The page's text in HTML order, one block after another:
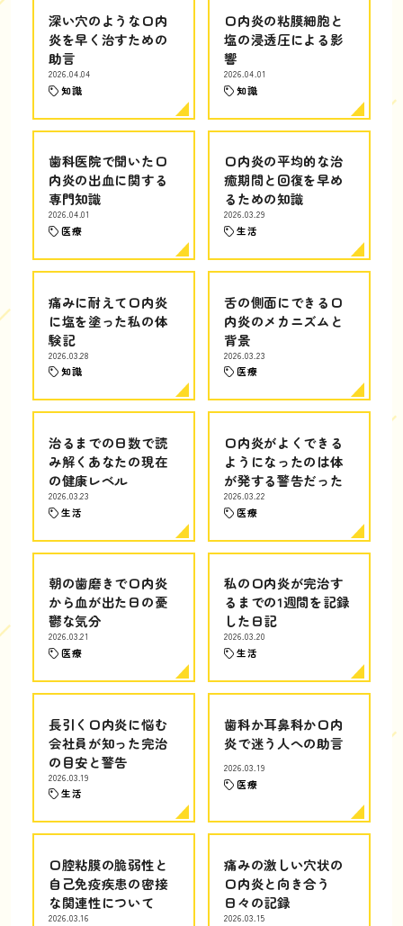
深い穴のような口内
炎を早く治すための
助言
2026.04.04
知識
口内炎の粘膜細胞と
塩の浸透圧による影
響
2026.04.01
知識
歯科医院で聞いた口
内炎の出血に関する
専門知識
2026.04.01
医療
口内炎の平均的な治
癒期間と回復を早め
るための知識
2026.03.29
生活
痛みに耐えて口内炎
に塩を塗った私の体
験記
2026.03.28
知識
舌の側面にできる口
内炎のメカニズムと
背景
2026.03.23
医療
治るまでの日数で読
み解くあなたの現在
の健康レベル
2026.03.23
生活
口内炎がよくできる
ようになったのは体
が発する警告だった
2026.03.22
医療
朝の歯磨きで口内炎
から血が出た日の憂
鬱な気分
2026.03.21
医療
私の口内炎が完治す
るまでの1週間を記録
した日記
2026.03.20
生活
長引く口内炎に悩む
会社員が知った完治
の目安と警告
2026.03.19
生活
歯科か耳鼻科か口内
炎で迷う人への助言
2026.03.19
医療
口腔粘膜の脆弱性と
自己免疫疾患の密接
な関連性について
2026.03.16
痛みの激しい穴状の
口内炎と向き合う
日々の記録
2026.03.15